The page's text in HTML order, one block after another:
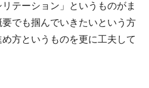
テーション」というものがま
でも掴んでいきたいという方
方というものを更に工夫して